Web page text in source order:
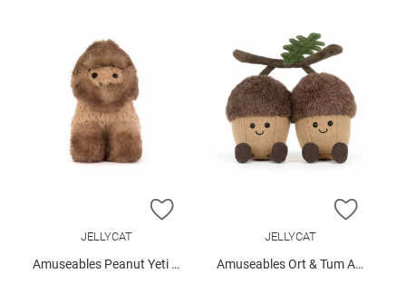
ZUR WUNSCHLISTE HINZUFÜGEN
JELLYCAT
Amuseables Peanut Yeti Outfit
ZUR
JELLYCAT
Amuseables Ort & Tum Acorns